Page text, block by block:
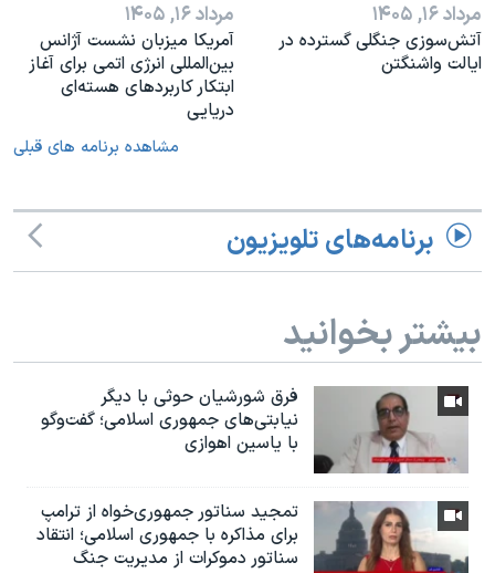
مرداد ۱۶, ۱۴۰۵
آتش‌سوزی جنگلی گسترده در
ایالت واشنگتن
مرداد ۱۶, ۱۴۰۵
آمریکا میزبان نشست آژانس
بین‌المللی انرژی اتمی برای آغاز
ابتکار کاربردهای هسته‌ای
دریایی
مشاهده برنامه های قبلی
برنامه‌های تلویزیون
بیشتر بخوانید
فرق شورشیان حوثی با دیگر
نیابتی‌های جمهوری اسلامی؛ گفت‌وگو
با یاسین اهوازی
تمجید سناتور جمهوری‌خواه از ترامپ
برای مذاکره با جمهوری اسلامی؛ انتقاد
سناتور دموکرات از مدیریت جنگ